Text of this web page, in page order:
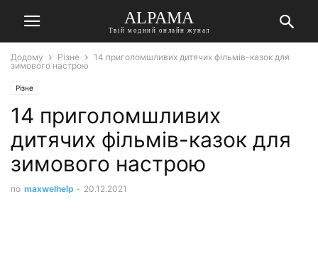
ALPAMA
Твій модний онлайн жунал
Додому Різне
14 приголомшливих дитячих фільмів-казок для
зимового настрою
Різне
14 приголомшливих
дитячих фільмів-казок для
зимового настрою
по maxwelhelp - 20.12.2021